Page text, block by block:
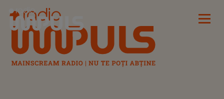
Radio Impuls